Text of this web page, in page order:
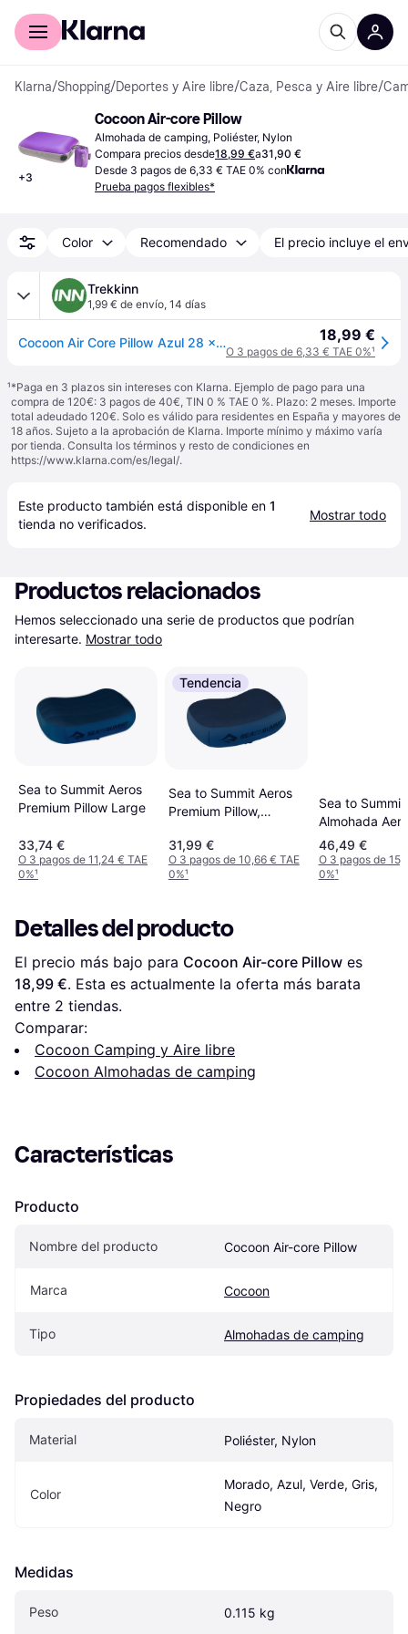
Comprar con Klarna
Klarna/Shopping/Deportes y Aire libre/Caza, Pesca y Aire libre/
+3
Cocoon Air-core Pillow
Almohada de camping, Poliéster, Nylon
Compara precios desde18,99 €a31,90 €
Desde 3 pagos de 6,33 € TAE 0% con
Prueba pagos flexibles*
Color Recomendado El precio incluye el
Trekkinn
1,99 € de envío, 14 días
Cocoon Air Core Pillow Azul 28 x 38 cm 18,99 €
O 3 pagos de 6,33 € TAE 0%¹
¹*Paga en 3 plazos sin intereses con Klarna. Ejemplo de pago para una
compra de 120€: 3 pagos de 40€, TIN 0 % TAE 0 %. Plazo: 2 meses. Importe
total adeudado 120€. Solo es válido para residentes en España y mayores de
18 años. Sujeto a la aprobación de Klarna. Importe mínimo y máximo varía
por tienda. Consulta los términos y resto de condiciones en
https://www.klarna.com/es/legal/.
Este producto también está disponible en 1
tienda no verificados.
Mostrar todo
Productos relacionados
Hemos seleccionado una serie de productos que podrían
interesarte. Mostrar todo
Sea to Summit Aeros
Premium Pillow Large
33,74 €
O 3 pagos de 11,24 € TAE
0%¹
Tendencia
Sea to Summit Aeros
Premium Pillow,
31,99 €
O 3 pagos de 10,66 € TAE
0%¹
Sea to Summit
Almohada
Premium
46,49 €
O 3 pagos de
0%¹
Detalles del producto
El precio más bajo para Cocoon Air-core Pillow
18,99 €. Esta es actualmente la oferta más barata
entre 2 tiendas.
Comparar:
Cocoon Camping y Aire libre
Cocoon Almohadas de camping
Características
Producto
Nombre del producto Cocoon Air-core Pillow
Marca Cocoon
Tipo Almohadas de camping
Propiedades del producto
Material Poliéster, Nylon
Color
Morado, Azul, Verde, Gris,
Negro
Medidas
Peso 0.115 kg